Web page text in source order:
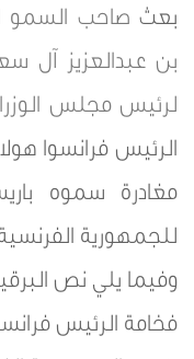
بعث صاحب السمو
بن عبدالعزيز آل
لرئيس مجلس
الرئيس فرانسوا
مغادرة سموه
للجمهورية
وفيما يلي نص
فخامة الرئيس